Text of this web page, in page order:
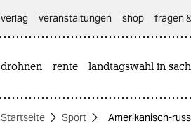
themen
verlag
veranstaltungen shop fragen
drohnen rente landtagswahl in
Startseite Sport Amerikanisch-